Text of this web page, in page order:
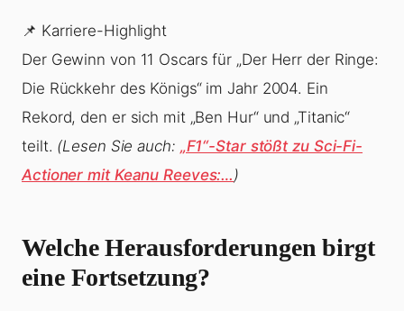
📌 Karriere-Highlight
Der Gewinn von 11 Oscars für „Der Herr der Ringe:
Die Rückkehr des Königs“ im Jahr 2004. Ein
Rekord, den er sich mit „Ben Hur“ und „Titanic“
teilt. (Lesen Sie auch: „F1“-Star stößt zu Sci-Fi-
Actioner mit Keanu Reeves:…)
Welche Herausforderungen birgt
eine Fortsetzung?